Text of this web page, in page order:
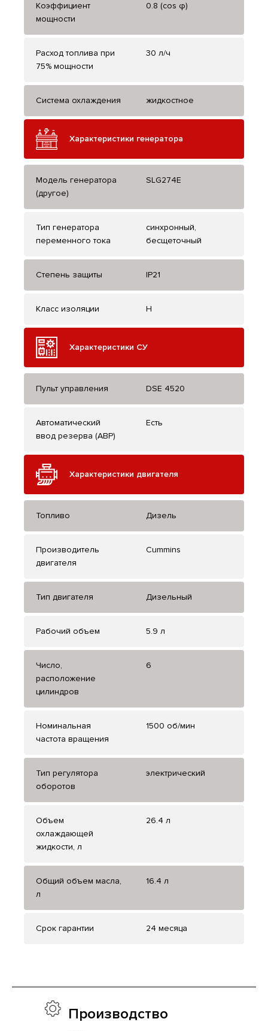
Коэффициент
мощности
0.8 (cos φ)
Расход топлива при
75% мощности
30 л/ч
Система охлаждения жидкостное
Характеристики генератора
Модель генератора
(другое)
SLG274E
Тип генератора
переменного тока
синхронный,
бесщеточный
Степень защиты IP21
Класс изоляции H
Характеристики СУ
Пульт управления DSE 4520
Автоматический
ввод резерва (АВР)
Есть
Характеристики двигателя
Топливо Дизель
Производитель
двигателя
Cummins
Тип двигателя Дизельный
Рабочий объем 5.9 л
Число,
расположение
цилиндров
6
Номинальная
частота вращения
1500 об/мин
Тип регулятора
оборотов
электрический
Объем
охлаждающей
жидкости, л
26.4 л
Общий объем масла,
л
16.4 л
Срок гарантии 24 месяца
Производство